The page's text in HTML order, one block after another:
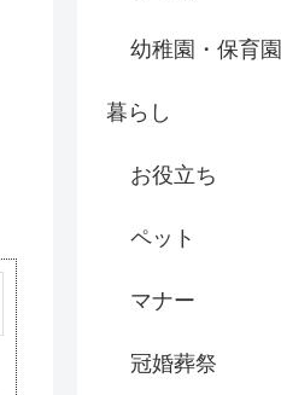
幼稚園・保育園
暮らし
お役立ち
ペット
マナー
冠婚葬祭